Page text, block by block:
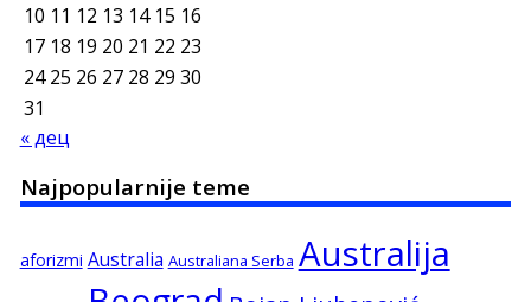
10 11 12 13 14 15 16
17 18 19 20 21 22 23
24 25 26 27 28 29 30
31
« дец
Najpopularnije teme
aforizmi Australia Australiana Serba Australija